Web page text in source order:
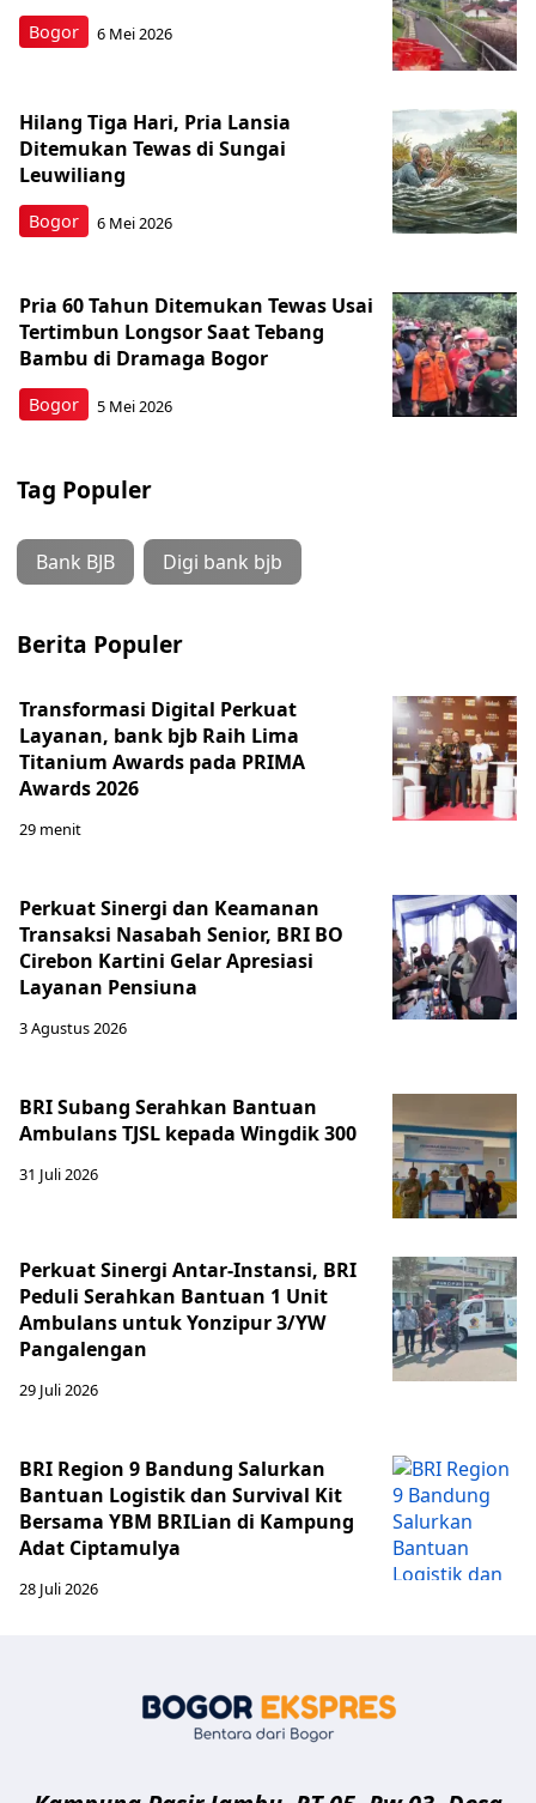
Bogor 6 Mei 2026
Bogor
Hilang Tiga Hari, Pria Lansia
Ditemukan Tewas di Sungai
Leuwiliang
6 Mei 2026
Bogor
Pria 60 Tahun Ditemukan Tewas Usai
Tertimbun Longsor Saat Tebang
Bambu di Dramaga Bogor
5 Mei 2026
Tag Populer
Bank BJB Digi bank bjb
Berita Populer
Transformasi Digital Perkuat
Layanan, bank bjb Raih Lima
Titanium Awards pada PRIMA
Awards 2026
29 menit
Perkuat Sinergi dan Keamanan
Transaksi Nasabah Senior, BRI BO
Cirebon Kartini Gelar Apresiasi
Layanan Pensiuna
3 Agustus 2026
BRI Subang Serahkan Bantuan
Ambulans TJSL kepada Wingdik 300
31 Juli 2026
Perkuat Sinergi Antar-Instansi, BRI
Peduli Serahkan Bantuan 1 Unit
Ambulans untuk Yonzipur 3/YW
Pangalengan
29 Juli 2026
BRI Region 9 Bandung Salurkan
Bantuan Logistik dan Survival Kit
Bersama YBM BRILian di Kampung
Adat Ciptamulya
28 Juli 2026